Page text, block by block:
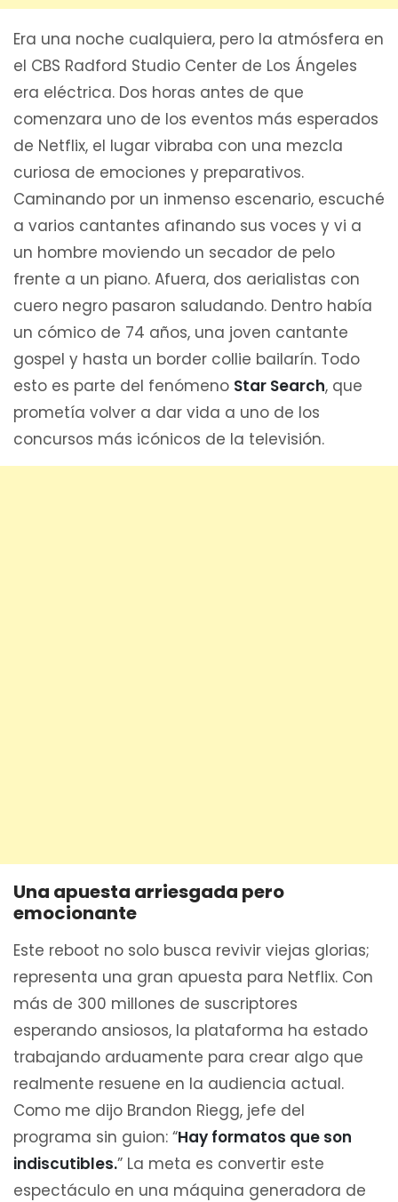
Era una noche cualquiera, pero la atmósfera en
el CBS Radford Studio Center de Los Ángeles
era eléctrica. Dos horas antes de que
comenzara uno de los eventos más esperados
de Netflix, el lugar vibraba con una mezcla
curiosa de emociones y preparativos.
Caminando por un inmenso escenario, escuché
a varios cantantes afinando sus voces y vi a
un hombre moviendo un secador de pelo
frente a un piano. Afuera, dos aerialistas con
cuero negro pasaron saludando. Dentro había
un cómico de 74 años, una joven cantante
gospel y hasta un border collie bailarín. Todo
esto es parte del fenómeno Star Search, que
prometía volver a dar vida a uno de los
concursos más icónicos de la televisión.
Una apuesta arriesgada pero
emocionante
Este reboot no solo busca revivir viejas glorias;
representa una gran apuesta para Netflix. Con
más de 300 millones de suscriptores
esperando ansiosos, la plataforma ha estado
trabajando arduamente para crear algo que
realmente resuene en la audiencia actual.
Como me dijo Brandon Riegg, jefe del
programa sin guion: “Hay formatos que son
indiscutibles.” La meta es convertir este
espectáculo en una máquina generadora de